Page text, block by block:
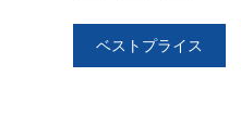
ベストプライス